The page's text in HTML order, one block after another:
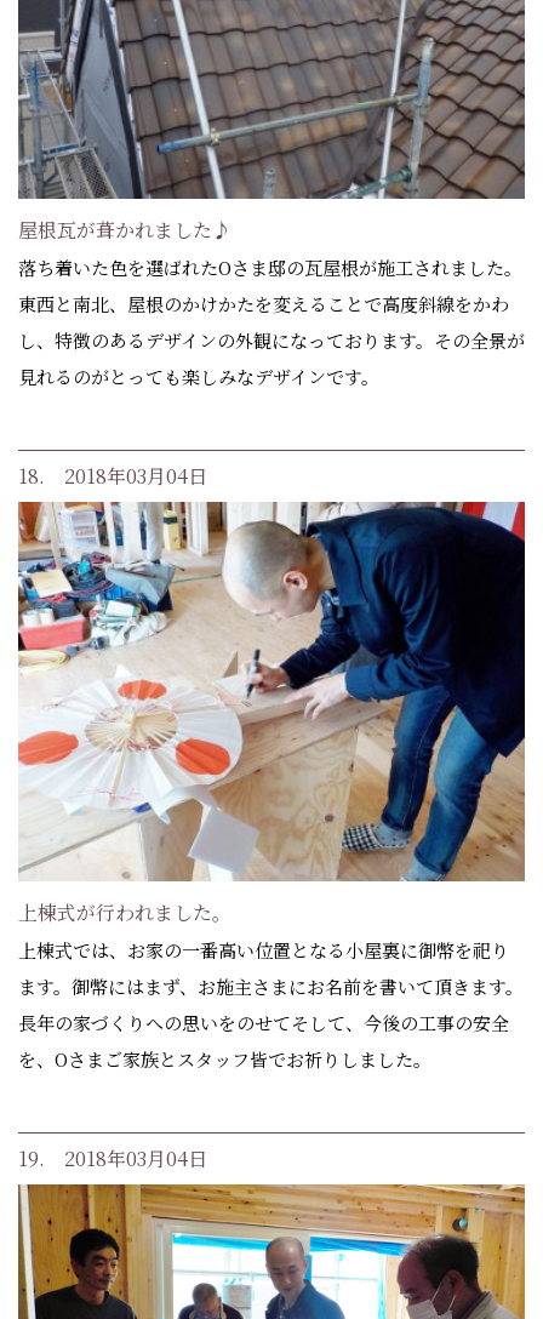
屋根瓦が葺かれました♪
落ち着いた色を選ばれたOさま邸の瓦屋根が施工されました。
東西と南北、屋根のかけかたを変えることで高度斜線をかわ
し、特徴のあるデザインの外観になっております。その全景が
見れるのがとっても楽しみなデザインです。
18. 2018年03月04日
上棟式が行われました。
上棟式では、お家の一番高い位置となる小屋裏に御幣を祀り
ます。御幣にはまず、お施主さまにお名前を書いて頂きます。
長年の家づくりへの思いをのせてそして、今後の工事の安全
を、Oさまご家族とスタッフ皆でお祈りしました。
19. 2018年03月04日